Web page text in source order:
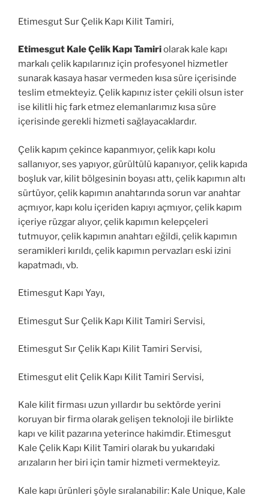
Etimesgut Sur Çelik Kapı Kilit Tamiri,
Etimesgut Kale Çelik Kapı Tamiriolarak kale kapı
markalı çelik kapılarınız için profesyonel hizmetler
sunarak kasaya hasar vermeden kısa süre içerisinde
teslim etmekteyiz. Çelik kapınız ister çekili olsun ister
ise kilitli hiç fark etmez elemanlarımız kısa süre
içerisinde gerekli hizmeti sağlayacaklardır.
Çelik kapım çekince kapanmıyor, çelik kapı kolu
sallanıyor, ses yapıyor, gürültülü kapanıyor, çelik kapıda
boşluk var, kilit bölgesinin boyası attı, çelik kapımın altı
sürtüyor, çelik kapımın anahtarında sorun var anahtar
açmıyor, kapı kolu içeriden kapıyı açmıyor, çelik kapım
içeriye rüzgar alıyor, çelik kapımın kelepçeleri
tutmuyor, çelik kapımın anahtarı eğildi, çelik kapımın
seramikleri kırıldı, çelik kapımın pervazları eski izini
kapatmadı, vb.
Etimesgut Kapı Yayı,
Etimesgut Sur Çelik Kapı Kilit Tamiri Servisi,
Etimesgut Sır Çelik Kapı Kilit Tamiri Servisi,
Etimesgut elit Çelik Kapı Kilit Tamiri Servisi,
Kale kilit firması uzun yıllardır bu sektörde yerini
koruyan bir firma olarak gelişen teknoloji ile birlikte
kapı ve kilit pazarına yeterince hakimdir. Etimesgut
Kale Çelik Kapı Kilit Tamiri olarak bu yukarıdaki
arızaların her biri için tamir hizmeti vermekteyiz.
Kale kapı ürünleri şöyle sıralanabilir: Kale Unique, Kale